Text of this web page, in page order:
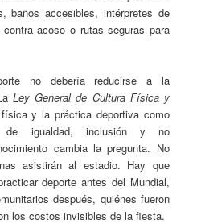
baños accesibles, intérpretes de
acoso o rutas seguras para
no debería reducirse a la
Ley General de Cultura Física y
y la práctica deportiva como
de igualdad, inclusión y no
cambia la pregunta. No
asistirán al estadio. Hay que
deporte antes del Mundial,
después, quiénes fueron
los costos invisibles de la fiesta.